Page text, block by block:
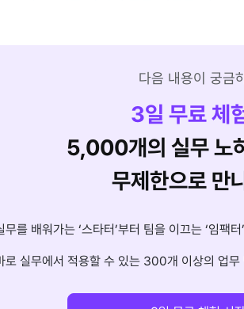
다음 내용이 궁금
3일 무료 체
5,000개의 실무 노
무제한으로 만
무를 배워가는 ‘스타터’부터 팀을 이끄는 ‘임팩
로 실무에서 적용할 수 있는 300개 이상의 업무